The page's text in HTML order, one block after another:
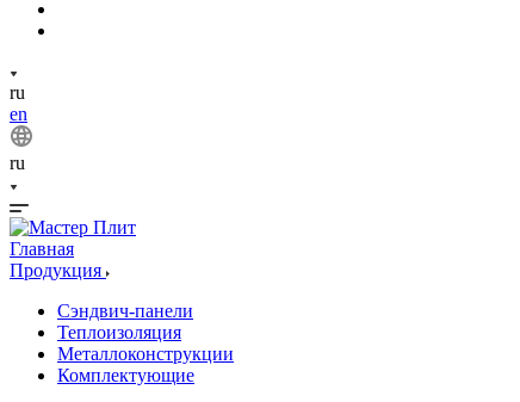
ru
en
ru
Главная
Продукция
Сэндвич-панели
Теплоизоляция
Металлоконструкции
Комплектующие